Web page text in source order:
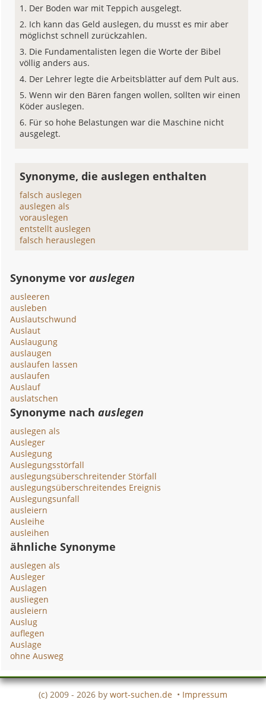
Der Boden war mit Teppich ausgelegt.
Ich kann das Geld auslegen, du musst es mir aber
möglichst schnell zurückzahlen.
Die Fundamentalisten legen die Worte der Bibel
völlig anders aus.
Der Lehrer legte die Arbeitsblätter auf dem Pult aus.
Wenn wir den Bären fangen wollen, sollten wir einen
Köder auslegen.
Für so hohe Belastungen war die Maschine nicht
ausgelegt.
Synonyme, die auslegen enthalten
falsch auslegen
auslegen als
vorauslegen
entstellt auslegen
falsch herauslegen
Synonyme vorauslegen
ausleeren
ausleben
Auslautschwund
Auslaut
Auslaugung
auslaugen
auslaufen lassen
auslaufen
Auslauf
auslatschen
Synonyme nachauslegen
auslegen als
Ausleger
Auslegung
Auslegungsstörfall
auslegungsüberschreitender Störfall
auslegungsüberschreitendes Ereignis
Auslegungsunfall
ausleiern
Ausleihe
ausleihen
ähnliche Synonyme
auslegen als
Ausleger
Auslagen
ausliegen
ausleiern
Auslug
auflegen
Auslage
ohne Ausweg
(c) 2009 - 2026 by wort-suchen.de • Impressum